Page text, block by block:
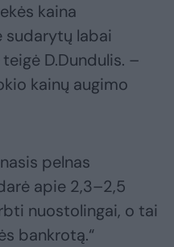
kaina
sudarytų labai
D.Dundulis. –
kainų augimo
pelnas
apie 2,3–2,5
nuostolingai, o tai
bankrotą.“